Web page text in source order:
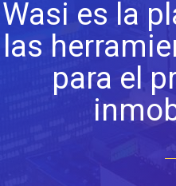
Wasi es la
las
para el